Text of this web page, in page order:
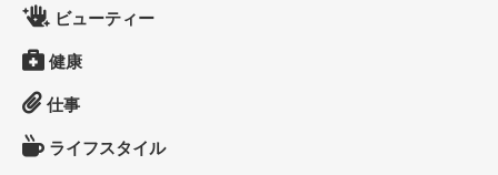
ビューティー
健康
仕事
ライフスタイル